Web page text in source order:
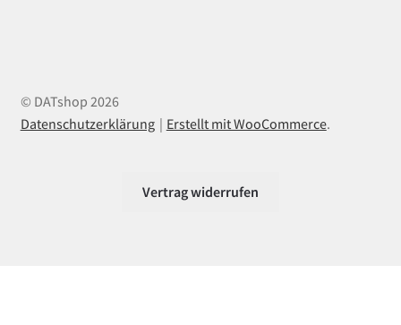
© DATshop 2026
Datenschutzerklärung
Erstellt mit WooCommerce.
Vertrag widerrufen